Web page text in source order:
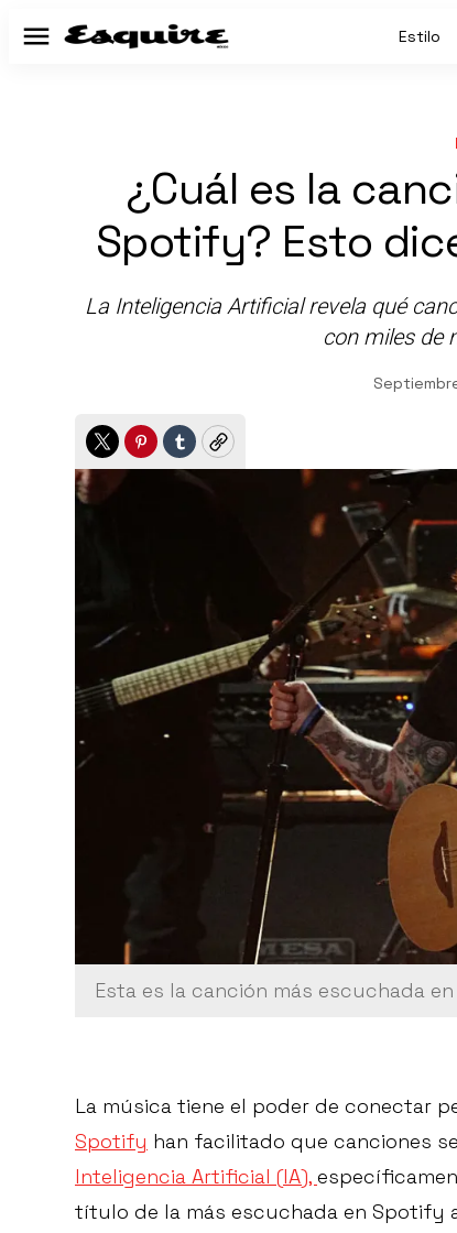
Menú Estilo
¿Cuál es la
Spotify? Esto
La Inteligencia Artificial revela qué
con miles de
TwitterPinterest
TumblrCopy
Esta es la canción más escuchada
La música tiene el poder de conectar
Spotify han facilitado que canciones
Inteligencia Artificial (IA),
título de la más escuchada en Spotify